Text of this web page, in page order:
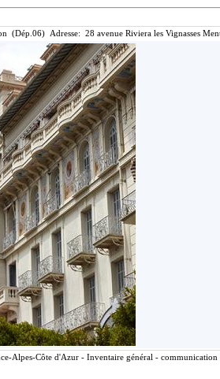
(Dép.06) Adresse: 28 avenue Riviera les Vignasses
Alpes-Côte d'Azur - Inventaire général -